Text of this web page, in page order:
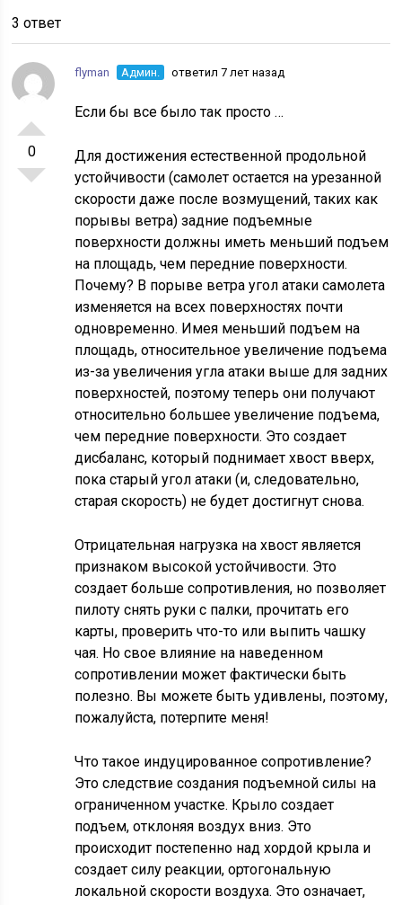
3 ответ
0
flyman Админ. ответил 7 лет назад
Если бы все было так просто …
Для достижения естественной продольной
устойчивости (самолет остается на урезанной
скорости даже после возмущений, таких как
порывы ветра) задние подъемные
поверхности должны иметь меньший подъем
на площадь, чем передние поверхности.
Почему? В порыве ветра угол атаки самолета
изменяется на всех поверхностях почти
одновременно. Имея меньший подъем на
площадь, относительное увеличение подъема
из-за увеличения угла атаки выше для задних
поверхностей, поэтому теперь они получают
относительно большее увеличение подъема,
чем передние поверхности. Это создает
дисбаланс, который поднимает хвост вверх,
пока старый угол атаки (и, следовательно,
старая скорость) не будет достигнут снова.
Отрицательная нагрузка на хвост является
признаком высокой устойчивости. Это
создает больше сопротивления, но позволяет
пилоту снять руки с палки, прочитать его
карты, проверить что-то или выпить чашку
чая. Но свое влияние на наведенном
сопротивлении может фактически быть
полезно. Вы можете быть удивлены, поэтому,
пожалуйста, потерпите меня!
Что такое индуцированное сопротивление?
Это следствие создания подъемной силы на
ограниченном участке. Крыло создает
подъем, отклоняя воздух вниз. Это
происходит постепенно над хордой крыла и
создает силу реакции, ортогональную
локальной скорости воздуха. Это означает,